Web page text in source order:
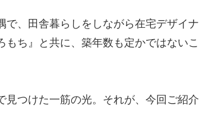
で、田舎暮らしをしながら在宅デザイ
もち』と共に、築年数も定かではない
見つけた一筋の光。それが、今回ご紹